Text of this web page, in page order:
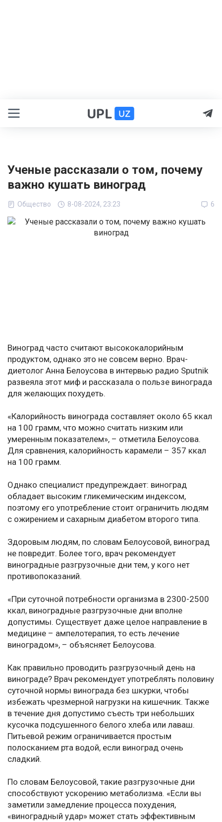
Ученые рассказали о том, почему
важно кушать виноград
Общество 8-08-2024, 23:23 6
Виноград часто считают высококалорийным
продуктом, однако это не совсем верно. Врач-
диетолог Анна Белоусова в интервью радио Sputnik
развеяла этот миф и рассказала о пользе винограда
для желающих похудеть.
«Калорийность винограда составляет около 65 ккал
на 100 грамм, что можно считать низким или
умеренным показателем», – отметила Белоусова.
Для сравнения, калорийность карамели – 357 ккал
на 100 грамм.
Однако специалист предупреждает: виноград
обладает высоким гликемическим индексом,
поэтому его употребление стоит ограничить людям
с ожирением и сахарным диабетом второго типа.
Здоровым людям, по словам Белоусовой, виноград
не повредит. Более того, врач рекомендует
виноградные разгрузочные дни тем, у кого нет
противопоказаний.
«При суточной потребности организма в 2300-2500
ккал, виноградные разгрузочные дни вполне
допустимы. Существует даже целое направление в
медицине – ампелотерапия, то есть лечение
виноградом», – объясняет Белоусова.
Как правильно проводить разгрузочный день на
винограде? Врач рекомендует употреблять половину
суточной нормы винограда без шкурки, чтобы
избежать чрезмерной нагрузки на кишечник. Также
в течение дня допустимо съесть три небольших
кусочка подсушенного белого хлеба или лаваш.
Питьевой режим ограничивается простым
полосканием рта водой, если виноград очень
сладкий.
По словам Белоусовой, такие разгрузочные дни
способствуют ускорению метаболизма. «Если вы
заметили замедление процесса похудения,
«виноградный удар» может стать эффективным